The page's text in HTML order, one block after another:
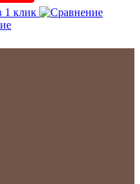
1 клик